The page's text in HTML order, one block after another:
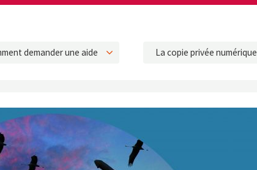
demander une aide La copie privée numérique